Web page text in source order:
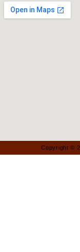
Copyright ©